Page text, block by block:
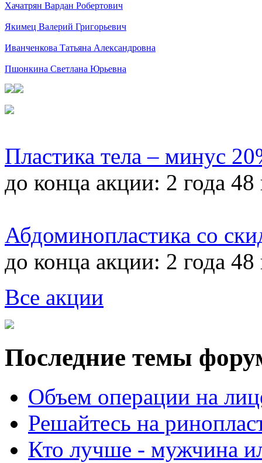
Хачатрян Вардан Робертович
Якимец Валерий Григорьевич
Иванченкова Татьяна Александровна
Пшонкина Светлана Юрьевна
Пластика тела – минус
до конца акции: 2 года 48
Абдоминопластика со
до конца акции: 2 года 48
Все акции
Последние темы
Объем операции на
Решайтесь на
Кто лучше - мужчина